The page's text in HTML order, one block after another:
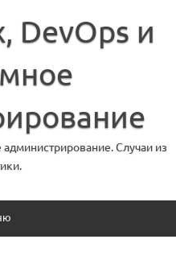
DevOps и
Случаи из